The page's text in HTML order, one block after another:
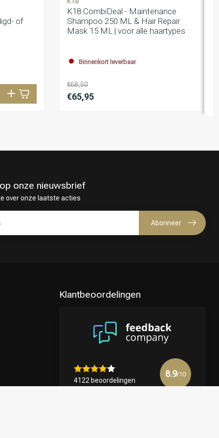
of
K18 CombiDeal - Maintenance
Shampoo 250 ML & Hair Repair
Mask 15 ML | voor alle haartypes
Binnenkort leverbaar
€68,50
€65,95
onze nieuwsbrief
over onze laatste acties
Abonneer
Klantbeoordelingen
4122 beoordelingen
8.9/10